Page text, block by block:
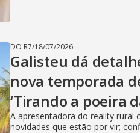
DO R7/18/07/2026
Galisteu dá
nova temporada
‘Tirando a poeira
A apresentadora do reality rural
novidades que estão por vir;